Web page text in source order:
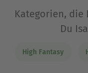
Kategorien, die
Du
High Fantasy